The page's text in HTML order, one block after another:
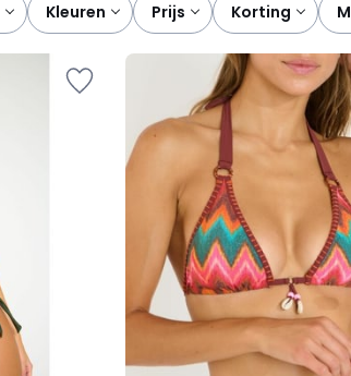
kleuren prijs korting